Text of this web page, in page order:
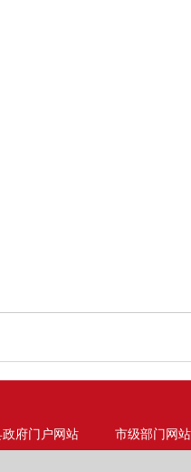
政府门户网站 市级部门网站